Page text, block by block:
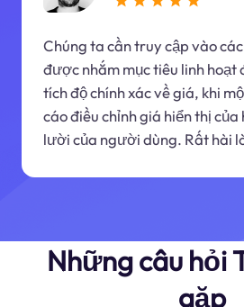
Chúng ta cần truy cập vào
được nhắm mục tiêu linh hoạt
tích độ chính xác về giá, khi
cáo điều chỉnh giá hiển thị
lười của người dùng. Rất hài
Những câu hỏi
gặp